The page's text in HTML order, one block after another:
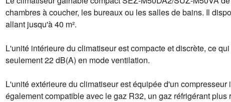
chambres à coucher, les bureaux ou les salles de bains. Il
allant jusqu'à 40 m².
L'unité intérieure du climatiseur est compacte et discrète, ce
seulement 22 dB(A) en mode ventilation.
L'unité extérieure du climatiseur est équipée d'un
également compatible avec le gaz R32, un gaz réfrigérant